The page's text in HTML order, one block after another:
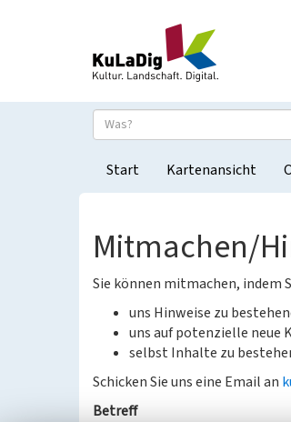
Start Kartenansicht
Mitmachen/
Sie können mitmachen, indem
uns Hinweise zu
uns auf potenzielle neue
selbst Inhalte zu
Schicken Sie uns eine Email an
Betreff